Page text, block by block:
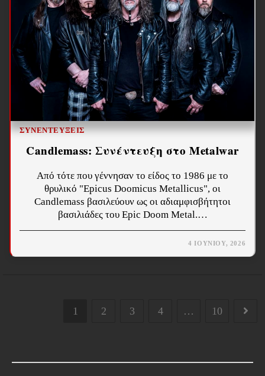
ΣΥΝΕΝΤΕΎΞΕΙΣ
Candlemass: Συνέντευξη στο Metalwar
Από τότε που γέννησαν το είδος το 1986 με το
θρυλικό "Epicus Doomicus Metallicus", οι
Candlemass βασιλεύουν ως οι αδιαμφισβήτητοι
βασιλιάδες του Epic Doom Metal.…
4 ΙΟΥΝΊΟΥ, 2026
1 2 3 4 … 10